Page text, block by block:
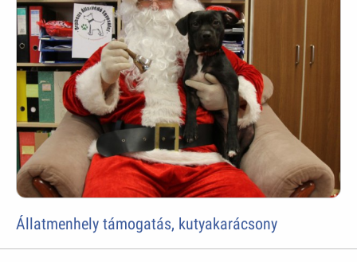
Állatmenhely támogatás, kutyakarácsony